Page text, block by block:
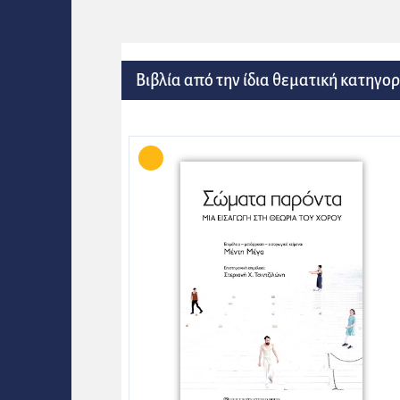
Βιβλία από την ίδια θεματική